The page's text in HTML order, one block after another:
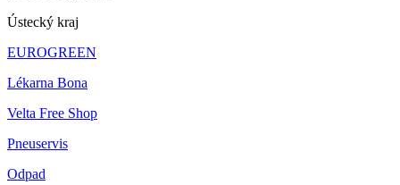
Ústecký kraj
EUROGREEN
Lékarna Bona
Velta Free Shop
Pneuservis
Odpad